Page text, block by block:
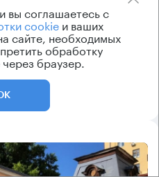
809 241 200 ₽
рейтинг здания
7
вы соглашаетесь с
cookieи ваших
сайте, необходимых
обработку
браузер.